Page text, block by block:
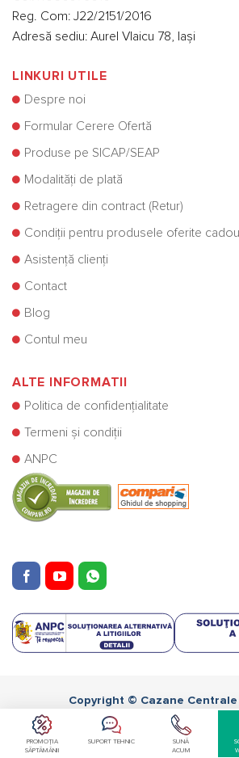
Reg. Com: J22/2151/2016
Adresă sediu: Aurel Vlaicu 78, Iași
LINKURI UTILE
Despre noi
Formular Cerere Ofertă
Produse pe SICAP/SEAP
Modalități de plată
Retragere din contract (Retur)
Condiții pentru produsele oferite cadou
Asistență clienți
Contact
Blog
Contul meu
ALTE INFORMATII
Politica de confidențialitate
Termeni și condiții
ANPC
PROMOȚIA
SĂPTĂMÂNII
SUPORT TEHNIC
SUNĂ
ACUM
Copyright © Cazane Centrale
Retragere din